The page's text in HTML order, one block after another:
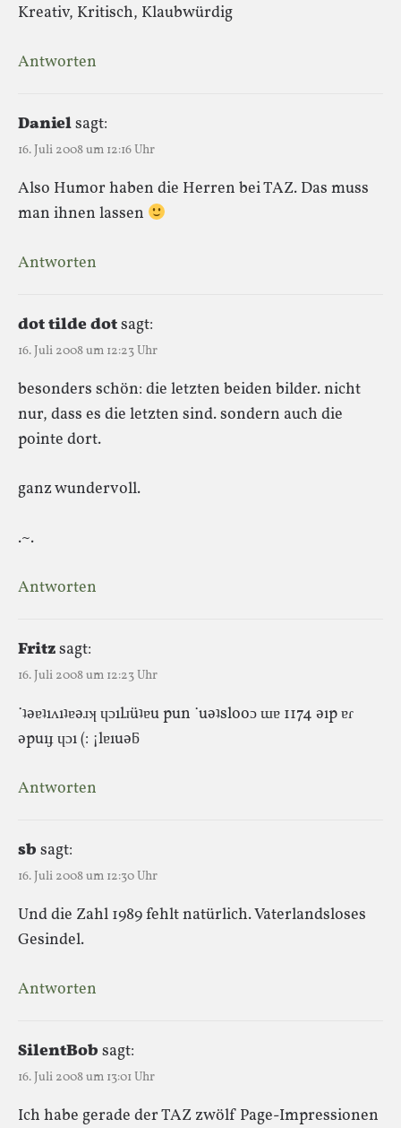
Kreativ, Kritisch, Klaubwürdig
Antworten
Danielsagt:
16. Juli 2008 um 12:16 Uhr
Also Humor haben die Herren bei TAZ. Das muss
man ihnen lassen
Antworten
dot tilde dotsagt:
16. Juli 2008 um 12:23 Uhr
besonders schön: die letzten beiden bilder. nicht
nur, dass es die letzten sind. sondern auch die
pointe dort.
ganz wundervoll.
.~.
Antworten
Fritzsagt:
16. Juli 2008 um 12:23 Uhr
˙ʇǝɐʇıʌıʇɐǝɹʞ ɥɔılɹüʇɐu pun ˙uǝʇslooɔ ɯɐ 1174 ǝıp ɐɾ
ǝpuıɟ ɥɔı (: ¡lɐıuǝƃ
Antworten
sb sagt:
16. Juli 2008 um 12:30 Uhr
Und die Zahl 1989 fehlt natürlich. Vaterlandsloses
Gesindel.
Antworten
SilentBob sagt:
16. Juli 2008 um 13:01 Uhr
Ich habe gerade der TAZ zwölf Page-Impressionen